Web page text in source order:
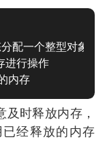
个整型对象
行操作
时释放内存，
经释放的内存